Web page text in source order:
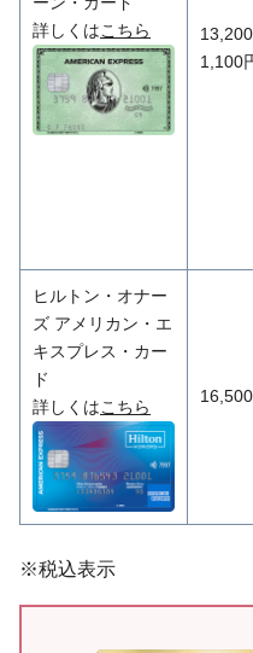
詳しくはこちら
1,100
ヒルトン・オナー
ズ アメリカン・エ
キスプレス・カー
ド
詳しくはこちら
※税込表示